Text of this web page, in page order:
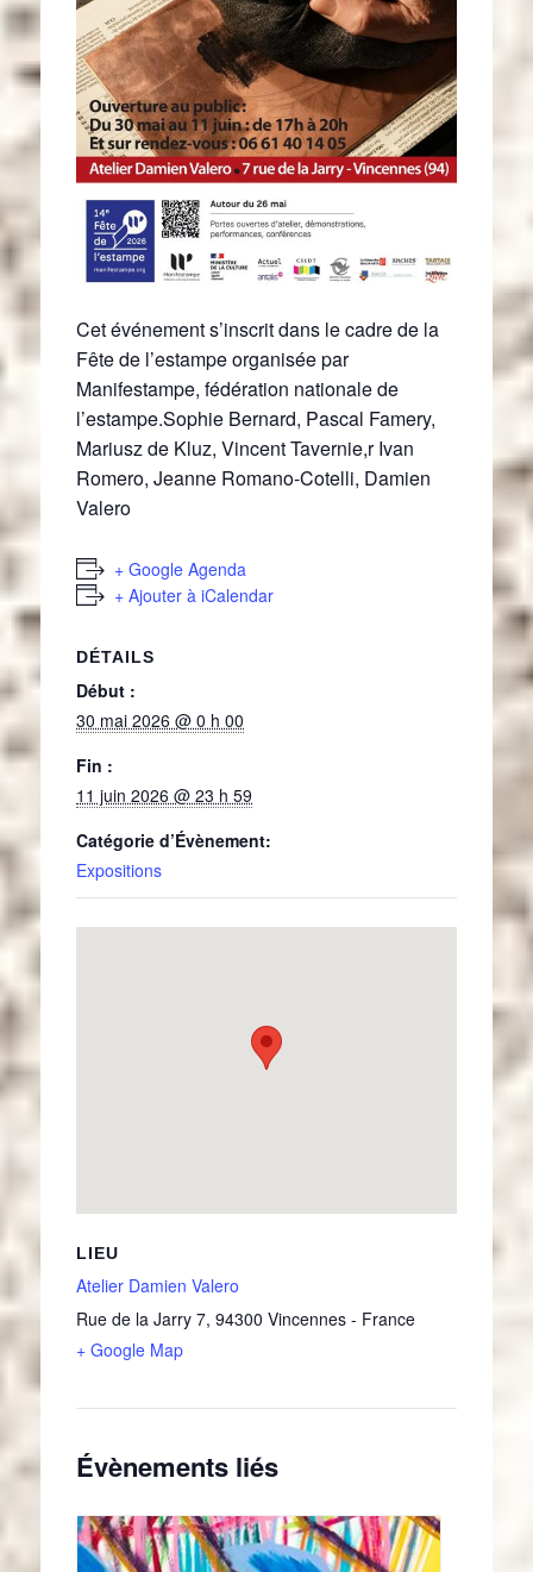
Cet événement s’inscrit dans le cadre de la
Fête de l’estampe organisée par
Manifestampe, fédération nationale de
l’estampe.Sophie Bernard, Pascal Famery,
Mariusz de Kluz, Vincent Tavernie,r Ivan
Romero, Jeanne Romano-Cotelli, Damien
Valero
+ Google Agenda
+ Ajouter à iCalendar
DÉTAILS
Début :
30 mai 2026 @ 0 h 00
Fin :
11 juin 2026 @ 23 h 59
Catégorie d’Évènement:
Expositions
LIEU
Atelier Damien Valero
Rue de la Jarry 7, 94300 Vincennes - France
+ Google Map
Évènements liés